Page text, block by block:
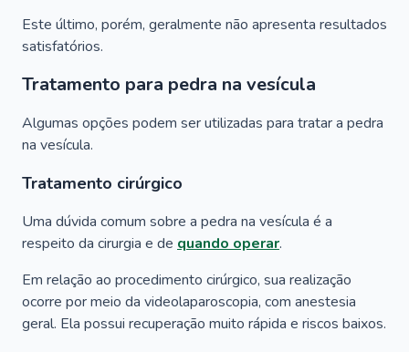
Este último, porém, geralmente não apresenta resultados
satisfatórios.
Tratamento para pedra na vesícula
Algumas opções podem ser utilizadas para tratar a pedra
na vesícula.
Tratamento cirúrgico
Uma dúvida comum sobre a pedra na vesícula é a
respeito da cirurgia e de quando operar.
Em relação ao procedimento cirúrgico, sua realização
ocorre por meio da videolaparoscopia, com anestesia
geral. Ela possui recuperação muito rápida e riscos baixos.